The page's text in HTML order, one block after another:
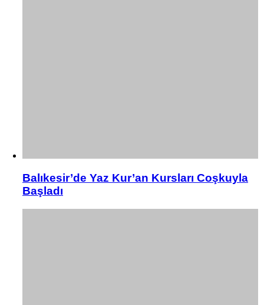
Balıkesir’de Yaz Kur’an Kursları Coşkuyla
Başladı